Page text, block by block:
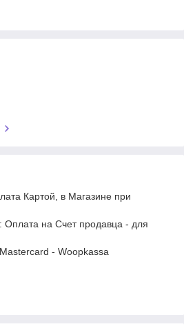
Картой, в Магазине при
Оплата на Счет продавца - для
- Woopkassa